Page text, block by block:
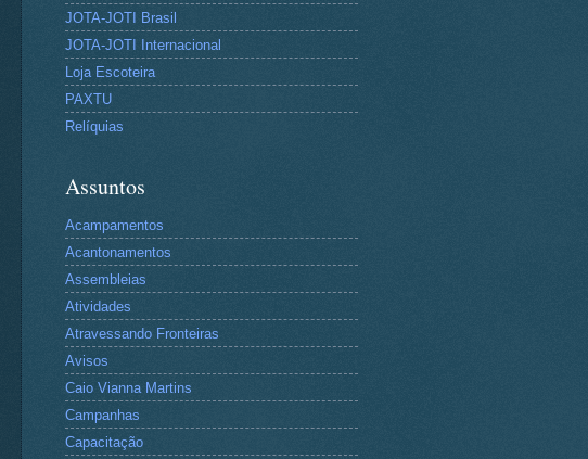
JOTA-JOTI Brasil
JOTA-JOTI Internacional
Loja Escoteira
PAXTU
Relíquias
Assuntos
Acampamentos
Acantonamentos
Assembleias
Atividades
Atravessando Fronteiras
Avisos
Caio Vianna Martins
Campanhas
Capacitação